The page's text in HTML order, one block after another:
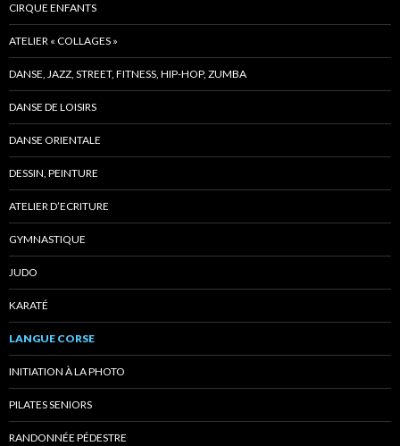
CIRQUE ENFANTS
ATELIER « COLLAGES »
DANSE, JAZZ, STREET, FITNESS, HIP-HOP, ZUMBA
DANSE DE LOISIRS
DANSE ORIENTALE
DESSIN, PEINTURE
ATELIER D’ECRITURE
GYMNASTIQUE
JUDO
KARATÉ
LANGUE CORSE
INITIATION À LA PHOTO
PILATES SENIORS
RANDONNÉE PÉDESTRE